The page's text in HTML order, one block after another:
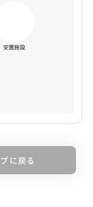
安置施設
に戻る